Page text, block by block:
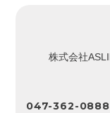
株式会社
047-362-0888